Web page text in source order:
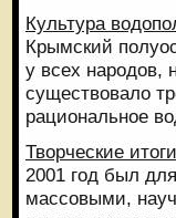
Культура
Крымский
у всех народов,
существовало
рациональное
Творческие
2001 год был
массовыми,